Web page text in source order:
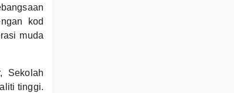
kod
muda
Sekolah
tinggi.